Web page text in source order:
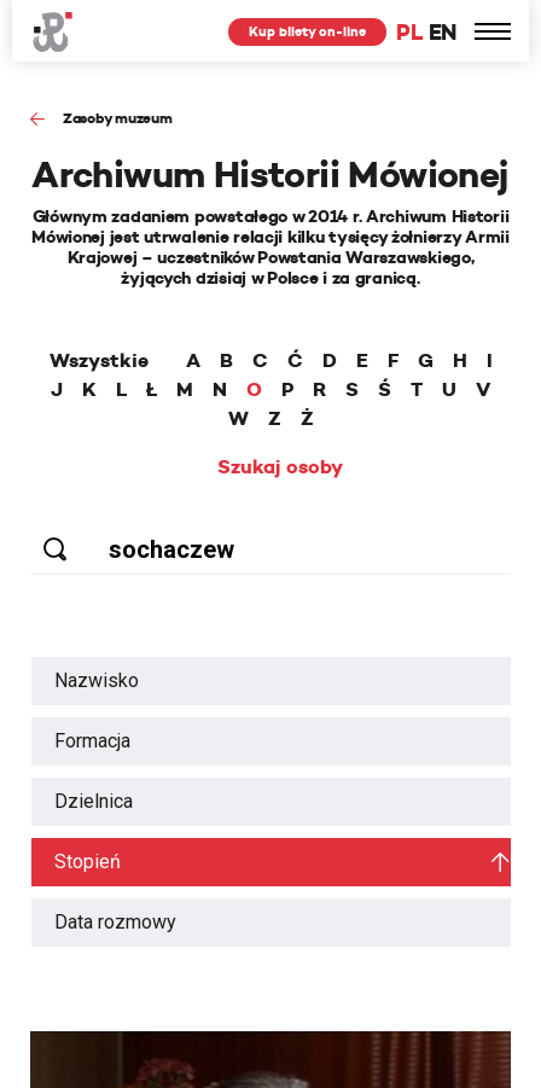
PL EN
Kup bilety on-line
Zasoby muzeum
Archiwum Historii Mówionej
Głównym zadaniem powstałego w 2014 r. Archiwum Historii
Mówionej jest utrwalenie relacji kilku tysięcy żołnierzy Armii
Krajowej – uczestników Powstania Warszawskiego,
żyjących dzisiaj w Polsce i za granicą.
Wszystkie A B C Ć D E F G H
I
J
K L Ł M N O P R S Ś T U
V
W
Z
Ż
Szukaj osoby
Nazwisko
Formacja
Dzielnica
Stopień
Data rozmowy